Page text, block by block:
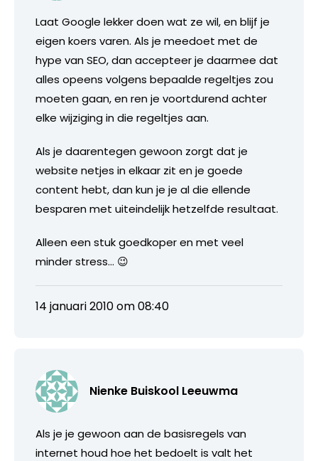
Laat Google lekker doen wat ze wil, en blijf je
eigen koers varen. Als je meedoet met de
hype van SEO, dan accepteer je daarmee dat
alles opeens volgens bepaalde regeltjes zou
moeten gaan, en ren je voortdurend achter
elke wijziging in die regeltjes aan.
Als je daarentegen gewoon zorgt dat je
website netjes in elkaar zit en je goede
content hebt, dan kun je je al die ellende
besparen met uiteindelijk hetzelfde resultaat.
Alleen een stuk goedkoper en met veel
minder stress… 😉
14 januari 2010 om 08:40
Nienke Buiskool Leeuwma
Als je je gewoon aan de basisregels van
internet houd hoe het bedoelt is valt het